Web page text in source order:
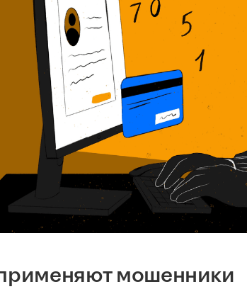
мошенники